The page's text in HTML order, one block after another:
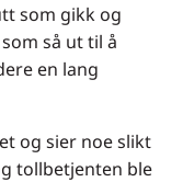
som gikk og
så ut til å
en lang
og sier noe slikt
tollbetjenten ble